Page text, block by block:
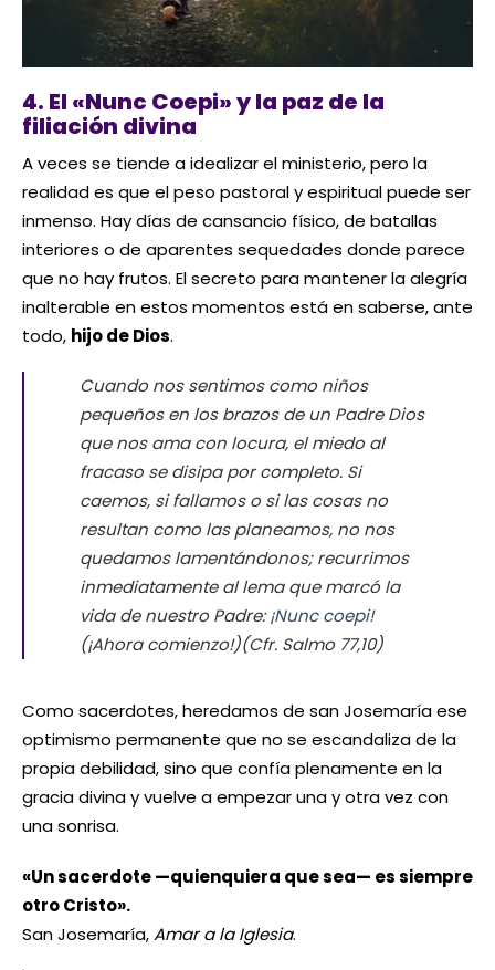
4. El «Nunc Coepi» y la paz de la
filiación divina
A veces se tiende a idealizar el ministerio, pero la
realidad es que el peso pastoral y espiritual puede ser
inmenso. Hay días de cansancio físico, de batallas
interiores o de aparentes sequedades donde parece
que no hay frutos. El secreto para mantener la alegría
inalterable en estos momentos está en saberse, ante
todo, hijo de Dios.
Cuando nos sentimos como niños
pequeños en los brazos de un Padre Dios
que nos ama con locura, el miedo al
fracaso se disipa por completo. Si
caemos, si fallamos o si las cosas no
resultan como las planeamos, no nos
quedamos lamentándonos; recurrimos
inmediatamente al lema que marcó la
vida de nuestro Padre:¡Nunc coepi!
(¡Ahora comienzo!)(Cfr. Salmo 77,10)
Como sacerdotes, heredamos de san Josemaría ese
optimismo permanente que no se escandaliza de la
propia debilidad, sino que confía plenamente en la
gracia divina y vuelve a empezar una y otra vez con
una sonrisa.
«Un sacerdote —quienquiera que sea— es siempre
otro Cristo».
San Josemaría,Amar a la Iglesia.